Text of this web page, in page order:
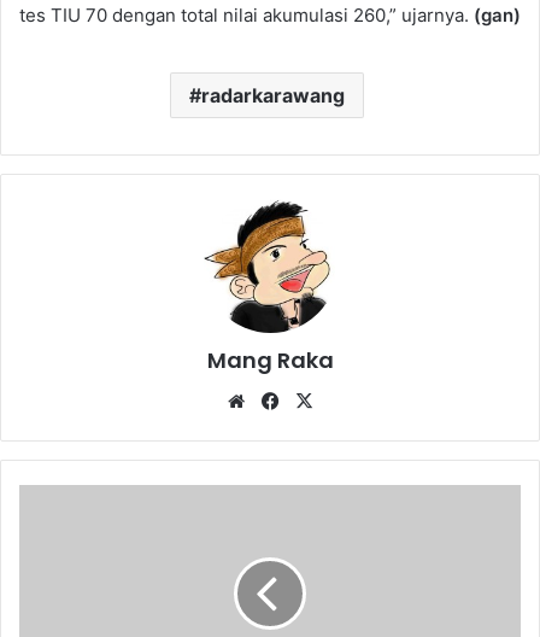
tes TIU 70 dengan total nilai akumulasi 260,” ujarnya. (gan)
radarkarawang
Mang Raka
WebsiteFacebook